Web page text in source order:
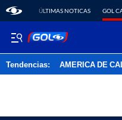
ÚLTIMAS NOTICAS GOL
Tendencias: AMERICA DE